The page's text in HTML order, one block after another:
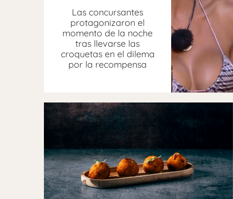
Las concursantes
protagonizaron el
momento de la noche
tras llevarse las
croquetas en el dilema
por la recompensa